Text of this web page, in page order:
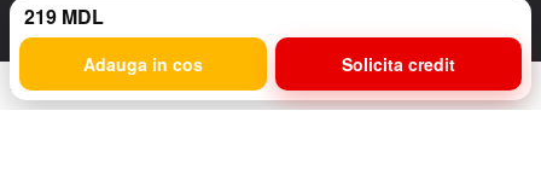
Magazin online creat cu Horoshop
219 MDL
Adauga in cos Solicita credit